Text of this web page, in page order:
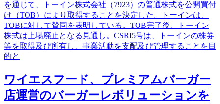
を通じて、トーイン株式会社（7923）の普通株式を公開買付
け（TOB）により取得することを決定した。トーインは、
TOBに対して賛同を表明している。TOB完了後、トーイン
株式は上場廃止となる見通し。CSRI5号は、トーインの株券
等を取得及び所有し、事業活動を支配及び管理することを目
的と
ワイエスフード、プレミアムバーガー
店運営のバーガーレボリューションを